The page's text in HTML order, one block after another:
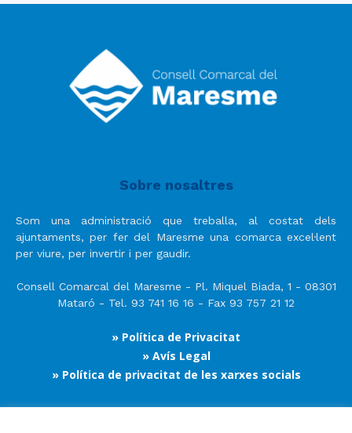
Sobre nosaltres
Som una administració que treballa, al costat dels
ajuntaments, per fer del Maresme una comarca excel·lent
per viure, per invertir i per gaudir.
Consell Comarcal del Maresme - Pl. Miquel Biada, 1 - 08301
Mataró - Tel. 93 741 16 16 - Fax 93 757 21 12
» Política de Privacitat
» Avís Legal
» Política de privacitat de les xarxes socials